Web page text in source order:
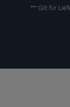
*** Gilt für